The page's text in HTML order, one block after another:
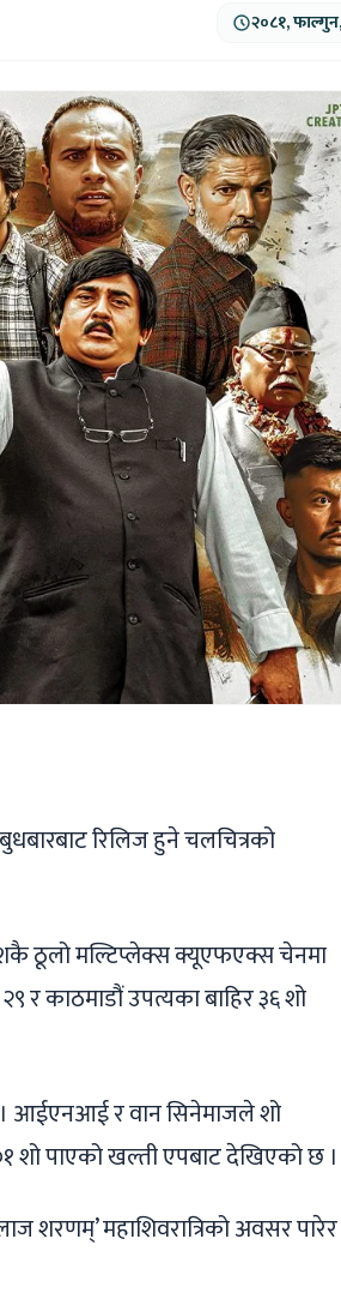
२०८१,
रिलिज हुने चलचित्रको
ठूलो मल्टिप्लेक्स क्यूएफएक्स चेनमा
काठमाडौं उपत्यका बाहिर ३६ शो
आईएनआई र वान सिनेमाजले शो
शो पाएको खल्ती एपबाट देखिएको छ ।
शरणम्’ महाशिवरात्रिको अवसर पारेर